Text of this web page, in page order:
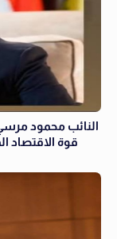
النائب محمود
قوة الاقتصاد